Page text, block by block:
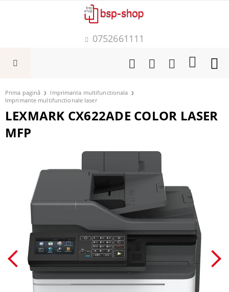
0752661111
Prima pagină
Imprimanta multifunctionala
Imprimante multifunctionale laser
LEXMARK CX622ADE COLOR LASER
MFP